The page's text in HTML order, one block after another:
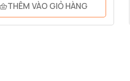
THÊM VÀO GIỎ HÀNG